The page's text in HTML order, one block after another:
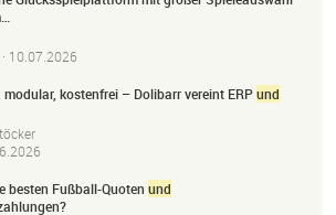
10.07.2026
modular, kostenfrei – Dolibarr vereint ERPund
besten Fußball-Quoten und